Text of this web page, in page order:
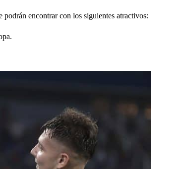
encontrar con los siguientes atractivos: